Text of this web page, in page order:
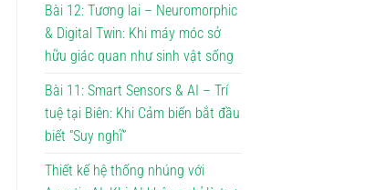
Bài 12: Tương lai – Neuromorphic
& Digital Twin: Khi máy móc sở
hữu giác quan như sinh vật sống
Bài 11: Smart Sensors & AI – Trí
tuệ tại Biên: Khi Cảm biến bắt đầu
biết “Suy nghĩ”
Thiết kế hệ thống nhúng với